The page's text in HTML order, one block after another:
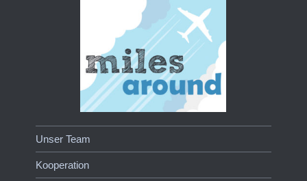
Unser Team
Kooperation